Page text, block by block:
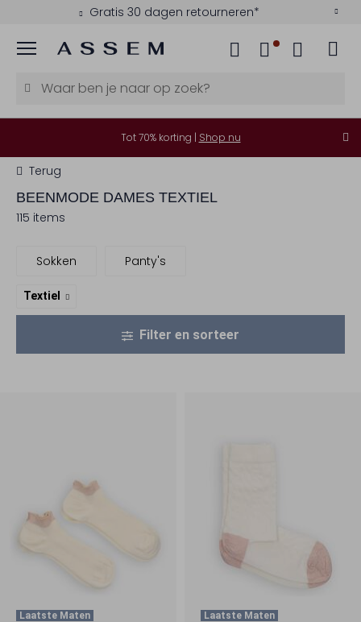
Gratis 30 dagen retourneren*
Menu
Tot 70% korting | Shop nu
Terug
BEENMODE DAMES TEXTIEL
115 items
Sokken Panty's
Textiel
Filter en sorteer
Laatste Maten Laatste Maten